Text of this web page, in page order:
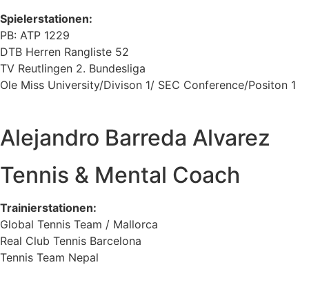
Spielerstationen:
PB: ATP 1229
DTB Herren Rangliste 52
TV Reutlingen 2. Bundesliga
Ole Miss University/Divison 1/ SEC Conference/Positon 1
Alejandro Barreda Alvarez
Tennis & Mental Coach
Trainierstationen:
Global Tennis Team / Mallorca
Real Club Tennis Barcelona
Tennis Team Nepal